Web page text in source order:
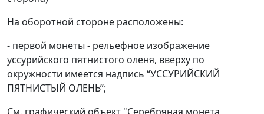
На оборотной стороне расположены:
- первой монеты - рельефное изображение
уссурийского пятнистого оленя, вверху по
окружности имеется надпись “УССУРИЙСКИЙ
ПЯТНИСТЫЙ ОЛЕНЬ”;